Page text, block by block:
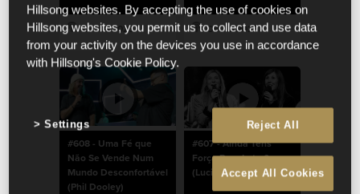
Oct 16 2023 Oct 16 2023
#608 - Uma Fé que
Não Se Vende Num
Mundo Desconfortável
(Phil Dooley)
#607 - Ainda Tens
Força Para Lutar?
(Lucinda Dooley)
Hillsong websites. By accepting the use of cookies on
Hillsong websites, you permit us to collect and use data
from your activity on the devices you use in accordance
with Hillsong's Cookie Policy.
Reject All
Accept All Cookies
Settings